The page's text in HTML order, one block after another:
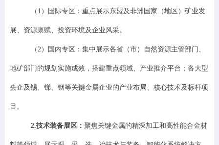
（ 1 ）国际专区 ：重点展示东盟及非洲国家（地区）矿业发
展、资源禀赋、投资环境及企业风采。
（ 2 ）国内专区 ：集中展示各省（市）自然资源主管部门、
地矿部门的规划实施成效，搭建重点领域、产业推介平台；各大型
央企及锡、 锑、铟等关键金属企业的产业布局、核心技术及标杆项
目。
2.技术装备展区 ： 聚焦关键金属的精深加工和高性能合金材